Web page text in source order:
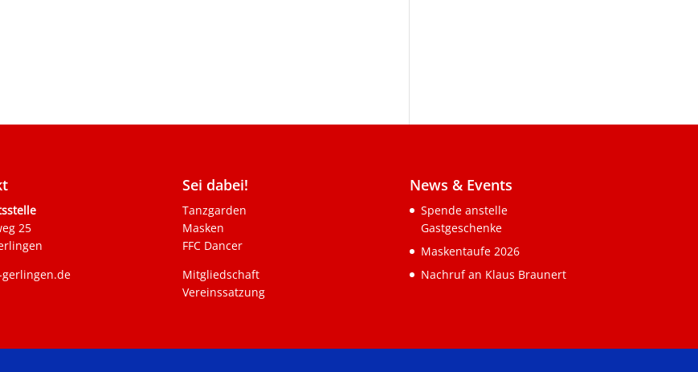
25
gerlingen.de
Sei dabei!
Tanzgarden
Masken
FFC Dancer
Mitgliedschaft
Vereinssatzung
News & Events
Spende anstelle
Gastgeschenke
Maskentaufe 2026
Nachruf an Klaus Braunert